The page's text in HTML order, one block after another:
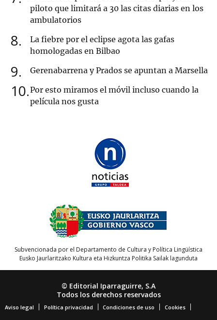
piloto que limitará a 30 las citas diarias en los
ambulatorios
8
La fiebre por el eclipse agota las gafas
homologadas en Bilbao
9 Gerenabarrena y Prados se apuntan a Marsella
10 Por esto miramos el móvil incluso cuando la
película nos gusta
Subvencionada por el Departamento de Cultura y Política Lingüística
Eusko Jaurlaritzako Kultura eta Hizkuntza Politika Sailak lagunduta
© Editorial Iparraguirre, S.A
Todos los derechos reservados
Aviso legal Política privacidad Condiciones de uso Cookies